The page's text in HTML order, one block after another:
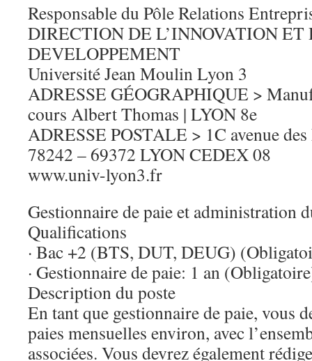
Responsable du Pôle Relations
DIRECTION DE L’INNOVATION ET
DEVELOPPEMENT
Université Jean Moulin Lyon 3
ADRESSE GÉOGRAPHIQUE >
cours Albert Thomas | LYON 8e
ADRESSE POSTALE > 1C avenue
78242 – 69372 LYON CEDEX 08
www.univ-lyon3.fr
Gestionnaire de paie et administration
Qualifications
· Bac +2 (BTS, DUT, DEUG)
· Gestionnaire de paie: 1 an
Description du poste
En tant que gestionnaire de paie, vous
paies mensuelles environ, avec
associées. Vous devrez également